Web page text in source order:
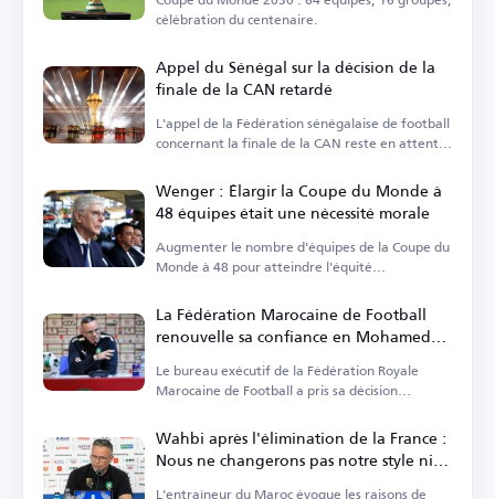
célébration du centenaire.
Appel du Sénégal sur la décision de la
finale de la CAN retardé
L'appel de la Fédération sénégalaise de football
concernant la finale de la CAN reste en attente
Wenger : Élargir la Coupe du Monde à
48 équipes était une nécessité morale
Augmenter le nombre d'équipes de la Coupe du
Monde à 48 pour atteindre l'équité
La Fédération Marocaine de Football
renouvelle sa confiance en Mohamed
Wahbi
Le bureau exécutif de la Fédération Royale
Marocaine de Football a pris sa décision
Wahbi après l'élimination de la France :
Nous ne changerons pas notre style ni
n'abandonnerons notre projet
L'entraîneur du Maroc évoque les raisons de